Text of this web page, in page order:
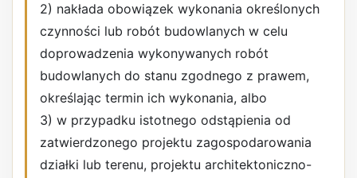
2) nakłada obowiązek wykonania określonych
czynności lub robót budowlanych w celu
doprowadzenia wykonywanych robót
budowlanych do stanu zgodnego z prawem,
określając termin ich wykonania, albo
3) w przypadku istotnego odstąpienia od
zatwierdzonego projektu zagospodarowania
działki lub terenu, projektu architektoniczno-